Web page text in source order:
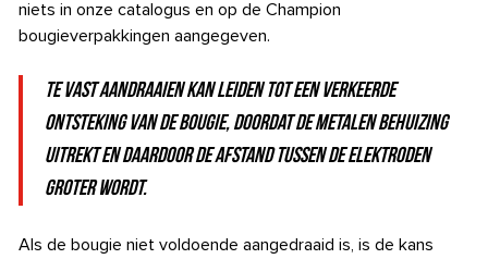
niets in onze catalogus en op de Champion
bougieverpakkingen aangegeven.
Te vast aandraaien kan leiden tot een verkeerde
ontsteking van de bougie, doordat de metalen behuizing
uitrekt en daardoor de afstand tussen de elektroden
groter wordt.
Als de bougie niet voldoende aangedraaid is, is de kans